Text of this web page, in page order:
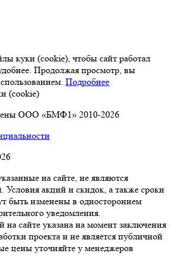
куки (cookie), чтобы сайт работал
Продолжая просмотр, вы
Подробнее
(cookie)
ООО «БМФ1» 2010-2026
на сайте, не являются
Условия акций и скидок, а также сроки
быть изменены в одностороннем
уведомления.
на сайте указана на момент заключения
проекта и не является публичной
цены уточняйте у менеджеров